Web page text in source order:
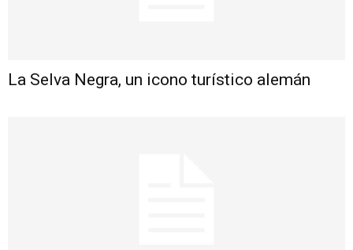
La Selva Negra, un icono turístico alemán